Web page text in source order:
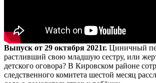
Выпуск от 29 октября 2021г. Циничный
растливший свою младшую сестру, или
детского оговора? В Кировском районе
следственного комитета шестой месяц